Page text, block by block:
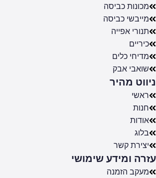
מכונות כביסה
מייבשי כביסה
תנורי אפייה
כיריים
מדיחי כלים
שואבי אבק
ניווט מהיר
ראשי
חנות
אודות
בלוג
יצירת קשר
עזרה ומידע שימושי
מעקב הזמנה